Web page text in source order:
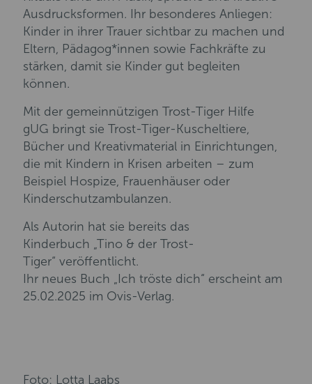
Ausdrucksformen. Ihr besonderes Anliegen:
Kinder in ihrer Trauer sichtbar zu machen und
Eltern, Pädagog*innen sowie Fachkräfte zu
stärken, damit sie Kinder gut begleiten
können.
Mit der gemeinnützigen Trost-Tiger Hilfe
gUG bringt sie Trost-Tiger-Kuscheltiere,
Bücher und Kreativmaterial in Einrichtungen,
die mit Kindern in Krisen arbeiten – zum
Beispiel Hospize, Frauenhäuser oder
Kinderschutzambulanzen.
Als Autorin hat sie bereits das
Kinderbuch „Tino & der Trost-
Tiger“ veröffentlicht.
Ihr neues Buch „Ich tröste dich“ erscheint am
25.02.2025 im Ovis-Verlag.
Foto: Lotta Laabs